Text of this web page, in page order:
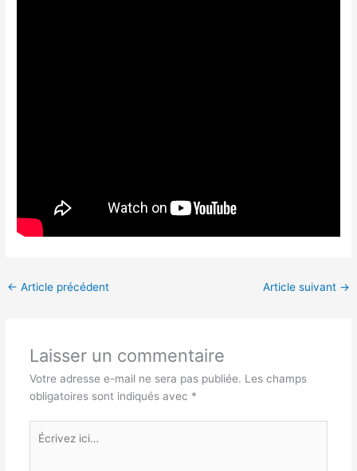
← Article précédent Article suivant →
Laisser un commentaire
Votre adresse e-mail ne sera pas publiée. Les champs
obligatoires sont indiqués avec *
Écrivez
ici…